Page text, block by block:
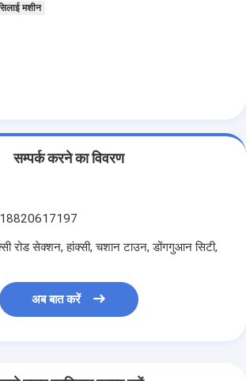
की मशीन
मशीन
फिल्टर
मशीन
सम्पर्क करने का विवरण
रोड सेक्शन, हांक्सी, चशान टाउन, डोंगगुआन सिटी,
अब बात करें